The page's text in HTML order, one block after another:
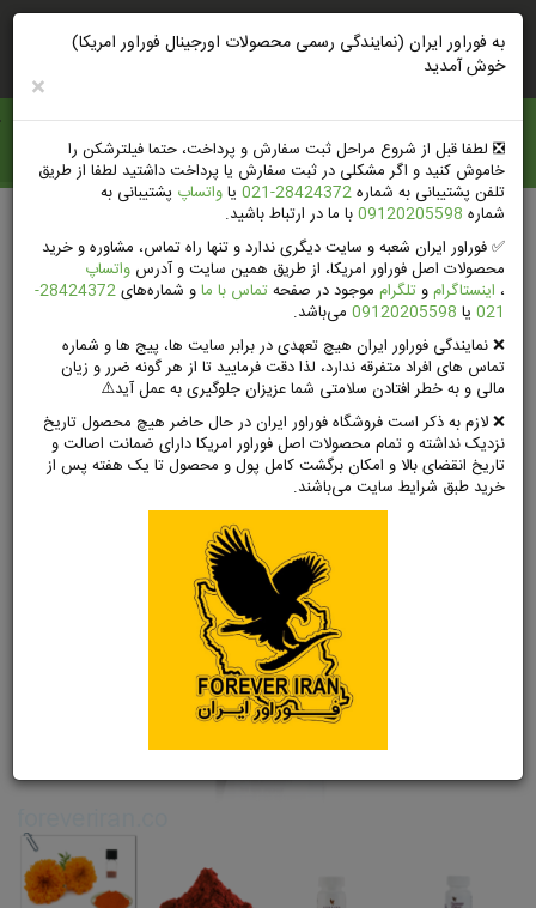
به فوراور ایران (نمایندگی رسمی محصولات اورجینال فوراور امریکا)
خوش آمدید
×
❎️ لطفا قبل از شروع مراحل ثبت سفارش و پرداخت، حتما فیلترشکن را
خاموش کنید و اگر مشکلی در ثبت سفارش یا پرداخت داشتید لطفا از طریق
تلفن پشتیبانی به شماره28424372-021 یاواتساپ پشتیبانی به
شماره 09120205598با ما در ارتباط باشید.
✅ فوراور ایران شعبه و سایت دیگری ندارد و تنها راه تماس، مشاوره و خرید
محصولات اصل فوراور امریکا، از طریق همین سایت و آدرس واتساپ
، اینستاگرامو تلگرام موجود در صفحه تماس با ماو شماره‌های
28424372-
021 یا 09120205598 می‌باشد.
❌ نمایندگی فوراور ایران هیچ تعهدی در برابر سایت ها، پیج ها و شماره
تماس های افراد متفرقه ندارد، لذا دقت فرمایید تا از هر گونه ضرر و زیان
مالی و به خطر افتادن سلامتی شما عزیزان جلوگیری به عمل آید⚠️
❌ لازم به ذکر است فروشگاه فوراور ایران در حال حاضر هیچ محصول تاریخ
نزدیک نداشته و تمام محصولات اصل فوراور امریکا دارای ضمانت اصالت و
تاریخ انقضای بالا و امکان برگشت کامل پول و محصول تا یک هفته پس از
خرید طبق شرایط سایت می‌باشند.
صفحه اصلی
محصولات فوراور لیوینگ امریکا
مکمل‌های غذایی و طبیعی فوراور
فوراور ویژن (مکمل بینایی) | Forever Vision
ناموجود